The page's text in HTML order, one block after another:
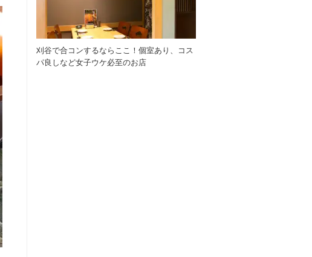
刈谷で合コンするならここ！個室あり、コス
パ良しなど女子ウケ必至のお店